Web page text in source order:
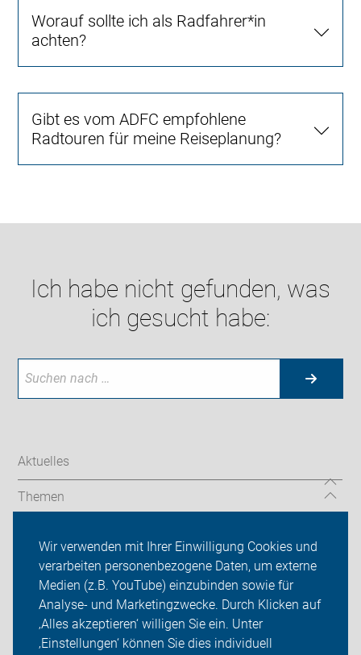
Wir verwenden mit Ihrer Einwilligung Cookies und
verarbeiten personenbezogene Daten, um externe
Medien (z.B. YouTube) einzubinden sowie für
Analyse- und Marketingzwecke. Durch Klicken auf
‚Alles akzeptieren‘ willigen Sie ein. Unter
‚Einstellungen‘ können Sie dies individuell
Worauf sollte ich als Radfahrer*in
achten?
Gibt es vom ADFC empfohlene
Radtouren für meine Reiseplanung?
Ich habe nicht gefunden, was
ich gesucht habe:
Aktuelles
Themen
Kreisverband Esslingen
Sei dabei
Presse